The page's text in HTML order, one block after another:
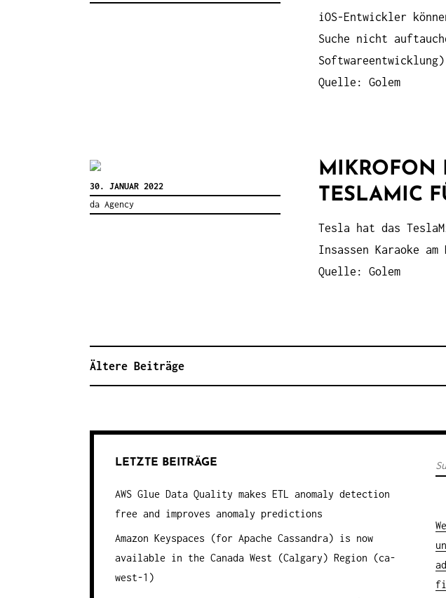
iOS-Entwickler
Suche nicht
Softwareentwicklung)
Quelle: Golem
30. JANUAR 2022
da Agency
MIKROFON
TESLAMIC
Tesla hat das
Insassen Karaoke
Quelle: Golem
B
Ältere Beiträge
LETZTE BEITRÄGE
AWS Glue Data Quality makes ETL anomaly detection
free and improves anomaly predictions
Amazon Keyspaces (for Apache Cassandra) is now
available in the Canada West (Calgary) Region (ca-
west-1)
S
h
e
n
a